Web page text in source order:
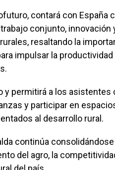
contará con España
conjunto,
resaltando la
impulsar la productividad
y permitirá a los asistentes
y participar en
al desarrollo rural.
continúa
del agro, la